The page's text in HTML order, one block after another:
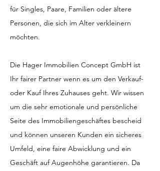
für Singles, Paare, Familien oder ältere
Personen, die sich im Alter verkleinern
möchten.
Die Hager Immobilien Concept GmbH ist
Ihr fairer Partner wenn es um den Verkauf-
oder Kauf Ihres Zuhauses geht. Wir wissen
um die sehr emotionale und persönliche
Seite des Immobiliengeschäftes bescheid
und können unseren Kunden ein sicheres
Umfeld, eine faire Abwicklung und ein
Geschäft auf Augenhöhe garantieren. Da